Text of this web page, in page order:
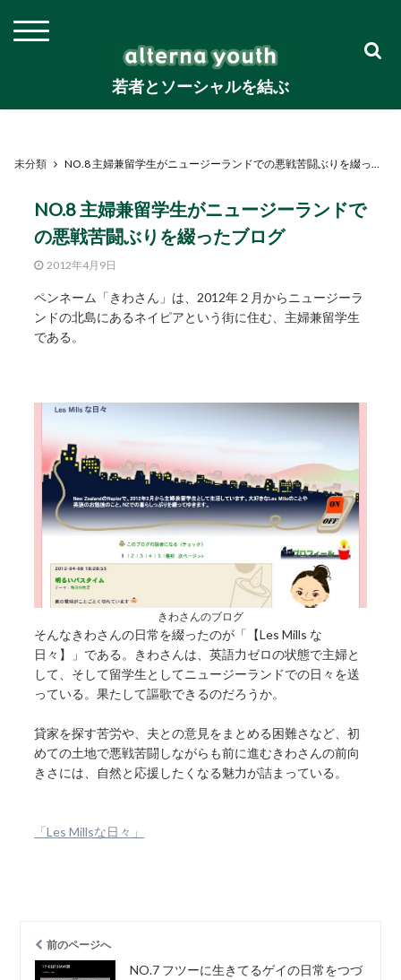
若者とソーシャルを結ぶ
未分類 NO.8 主婦兼留学生がニュージーランドでの悪戦苦闘ぶりを綴ったブログ
NO.8 主婦兼留学生がニュージーランドで
の悪戦苦闘ぶりを綴ったブログ
2012年4月9日
ペンネーム「きわさん」は、2012年２月からニュージーラ
ンドの北島にあるネイピアという街に住む、主婦兼留学生
である。
きわさんのブログ
そんなきわさんの日常を綴ったのが「【Les Mills な
日々】」である。きわさんは、英語力ゼロの状態で主婦と
して、そして留学生としてニュージーランドでの日々を送
っている。果たして謳歌できるのだろうか。
貸家を探す苦労や、夫との意見をまとめる困難さなど、初
めての土地で悪戦苦闘しながらも前に進むきわさんの前向
きさには、自然と応援したくなる魅力が詰まっている。
「Les Millsな日々」
前のページへ
NO.7 フツーに生きてるゲイの日常をつづ